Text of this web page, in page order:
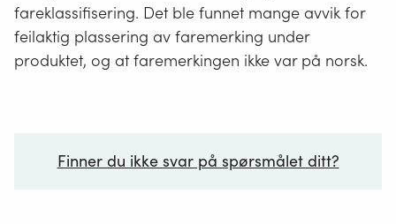
fareklassifisering. Det ble funnet mange avvik for
feilaktig plassering av faremerking under
produktet, og at faremerkingen ikke var på norsk.
Finner du ikke svar på spørsmålet ditt?